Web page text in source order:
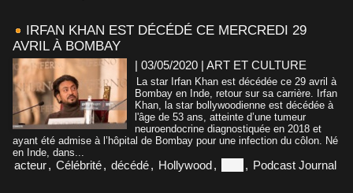
IRFAN KHAN EST DÉCÉDÉ CE MERCREDI 29
AVRIL À BOMBAY
| 03/05/2020 | ART ET CULTURE
La star Irfan Khan est décédée ce 29 avril à
Bombay en Inde, retour sur sa carrière. Irfan
Khan, la star bollywoodienne est décédée à
l'âge de 53 ans, atteinte d’une tumeur
neuroendocrine diagnostiquée en 2018 et
ayant été admise à l’hôpital de Bombay pour une infection du côlon. Né
en Inde, dans...
acteur, Célébrité, décédé, Hollywood, , Podcast Journal